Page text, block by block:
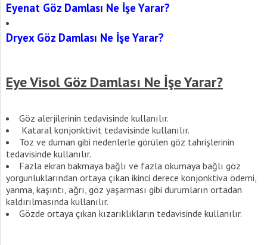
Eyenat Göz Damlası Ne İşe Yarar?
Dryex Göz Damlası Ne İşe Yarar?
Eye Visol Göz Damlası Ne İşe Yarar?
Göz alerjilerinin tedavisinde kullanılır.
Kataral konjonktivit tedavisinde kullanılır.
Toz ve duman gibi nedenlerle görülen göz tahrişlerinin
tedavisinde kullanılır.
Fazla ekran bakmaya bağlı ve fazla okumaya bağlı göz
yorgunluklarından ortaya çıkan ikinci derece konjonktiva ödemi,
yanma, kaşıntı, ağrı, göz yaşarması gibi durumların ortadan
kaldırılmasında kullanılır.
Gözde ortaya çıkan kızarıklıkların tedavisinde kullanılır.